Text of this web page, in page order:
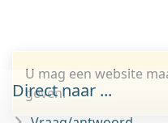
U mag een website
geven.
Direct naar ...